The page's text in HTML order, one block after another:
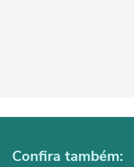
Confira também: